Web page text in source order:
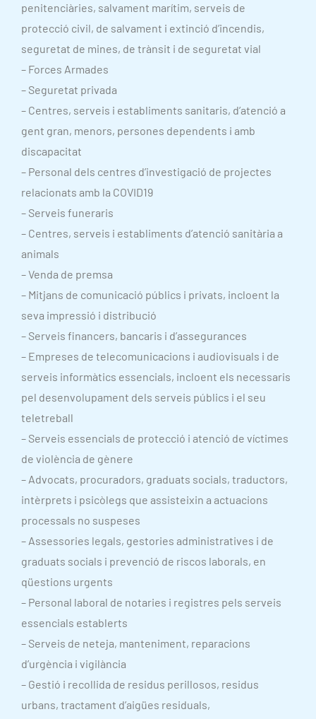
penitenciàries, salvament marítim, serveis de
protecció civil, de salvament i extinció d’incendis,
seguretat de mines, de trànsit i de seguretat vial
– Forces Armades
– Seguretat privada
– Centres, serveis i establiments sanitaris, d’atenció a
gent gran, menors, persones dependents i amb
discapacitat
– Personal dels centres d’investigació de projectes
relacionats amb la COVID19
– Serveis funeraris
– Centres, serveis i establiments d’atenció sanitària a
animals
– Venda de premsa
– Mitjans de comunicació públics i privats, incloent la
seva impressió i distribució
– Serveis financers, bancaris i d’assegurances
– Empreses de telecomunicacions i audiovisuals i de
serveis informàtics essencials, incloent els necessaris
pel desenvolupament dels serveis públics i el seu
teletreball
– Serveis essencials de protecció i atenció de víctimes
de violència de gènere
– Advocats, procuradors, graduats socials, traductors,
intèrprets i psicòlegs que assisteixin a actuacions
processals no suspeses
– Assessories legals, gestories administratives i de
graduats socials i prevenció de riscos laborals, en
qüestions urgents
– Personal laboral de notaries i registres pels serveis
essencials establerts
– Serveis de neteja, manteniment, reparacions
d’urgència i vigilància
– Gestió i recollida de residus perillosos, residus
urbans, tractament d’aigües residuals,